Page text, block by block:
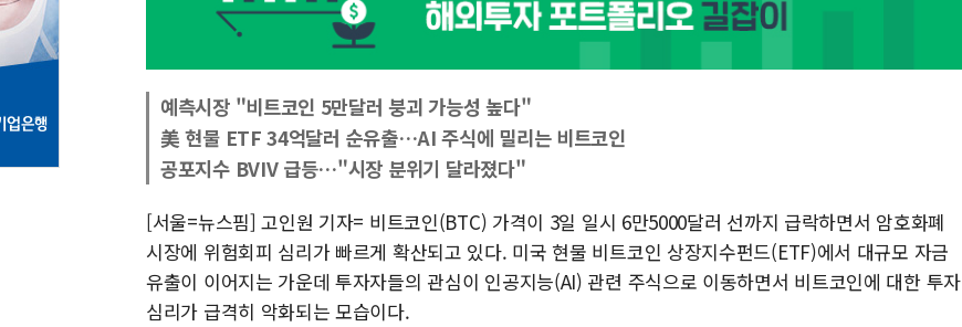
예측시장 "비트코인 5만달러 붕괴 가능성 높다"
美 현물 ETF 34억달러 순유출…AI 주식에 밀리는 비트코인
공포지수 BVIV 급등…"시장 분위기 달라졌다"
[서울=뉴스핌] 고인원 기자= 비트코인(BTC) 가격이 3일 일시 6만5000달러 선까지 급락하면서 암호화폐
시장에 위험회피 심리가 빠르게 확산되고 있다. 미국 현물 비트코인 상장지수펀드(ETF)에서 대규모 자금
유출이 이어지는 가운데 투자자들의 관심이 인공지능(AI) 관련 주식으로 이동하면서 비트코인에 대한 투자
심리가 급격히 악화되는 모습이다.